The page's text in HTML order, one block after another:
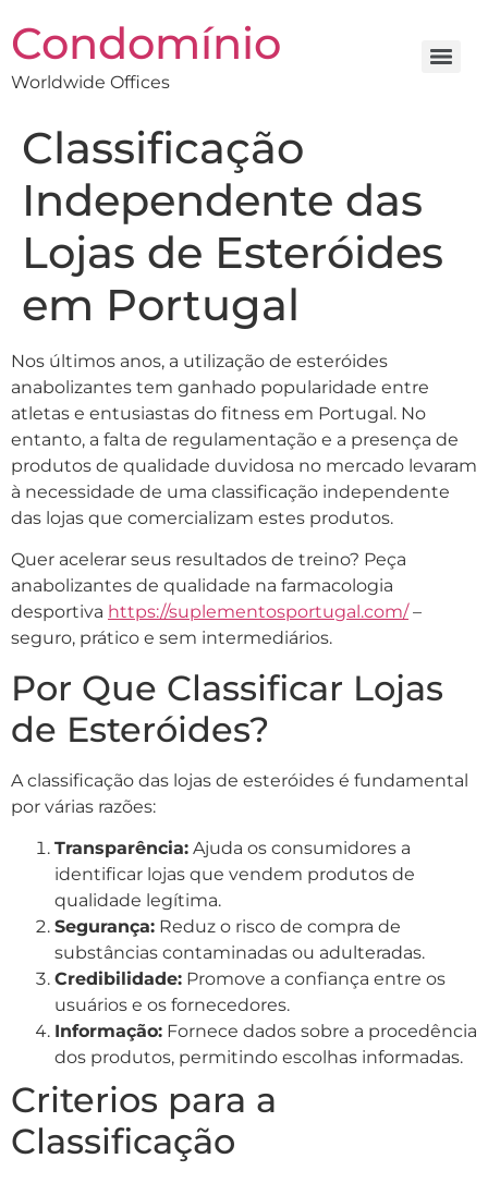
Condomínio
Worldwide Offices
Classificação
Independente das
Lojas de Esteróides
em Portugal
Nos últimos anos, a utilização de esteróides
anabolizantes tem ganhado popularidade entre
atletas e entusiastas do fitness em Portugal. No
entanto, a falta de regulamentação e a presença de
produtos de qualidade duvidosa no mercado levaram
à necessidade de uma classificação independente
das lojas que comercializam estes produtos.
Quer acelerar seus resultados de treino? Peça
anabolizantes de qualidade na farmacologia
desportiva https://suplementosportugal.com/–
seguro, prático e sem intermediários.
Por Que Classificar Lojas
de Esteróides?
A classificação das lojas de esteróides é fundamental
por várias razões:
Transparência: Ajuda os consumidores a
identificar lojas que vendem produtos de
qualidade legítima.
Segurança: Reduz o risco de compra de
substâncias contaminadas ou adulteradas.
Credibilidade: Promove a confiança entre os
usuários e os fornecedores.
Informação: Fornece dados sobre a procedência
dos produtos, permitindo escolhas informadas.
Criterios para a
Classificação